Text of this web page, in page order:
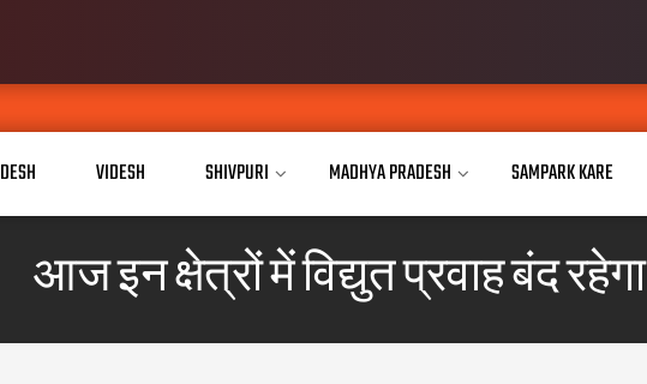
DESH VIDESH SHIVPURI MADHYA PRADESH SAMPARK KARE
आज इन क्षेत्रों में विद्युत प्रवाह बंद रहेगा